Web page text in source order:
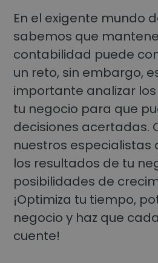
En el exigente mundo
sabemos que
contabilidad puede
un reto, sin embargo,
importante analizar
tu negocio para que
decisiones acertadas.
nuestros especialistas
los resultados de tu
posibilidades de
¡Optimiza tu tiempo,
negocio y haz que
cuente!